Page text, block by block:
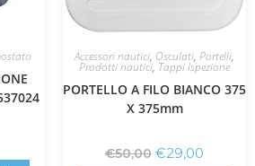
Accessori nautici, Osculati, Portelli,
Prodotti nautici, Tappi Ispezione
PORTELLO A FILO BIANCO 375
X 375mm
€50,00 €29,00